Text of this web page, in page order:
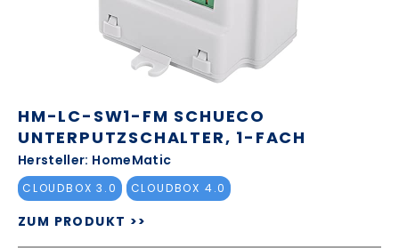
HM-LC-SW1-FM SCHUECO
UNTERPUTZSCHALTER, 1-FACH
Hersteller: HomeMatic
CLOUDBOX 3.0 CLOUDBOX 4.0
ZUM PRODUKT >>